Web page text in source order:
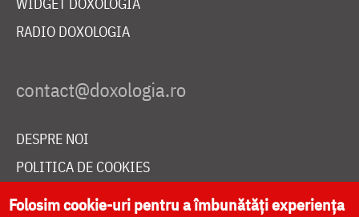
RADIO DOXOLOGIA
DESPRE NOI
POLITICA DE COOKIES
DONEAZĂ ONLINE PENTRU CATEDRALA NAȚIONALĂ
Folosim cookie-uri pentru a îmbunătăți experiența